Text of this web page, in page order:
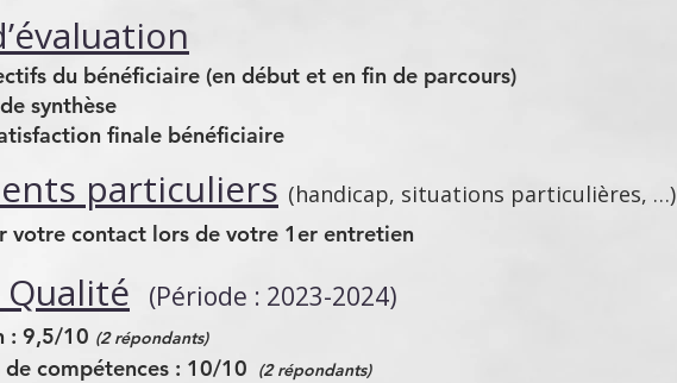
du bénéficiaire (en début et en fin de parcours)
synthèse
finale bénéficiaire
particuliers (handicap, situations particulières, …)
votre contact lors de votre 1er entretien
(Période : 2023-2024)
: 9,5/10 (2 répondants)
compétences : 10/10 (2 répondants)